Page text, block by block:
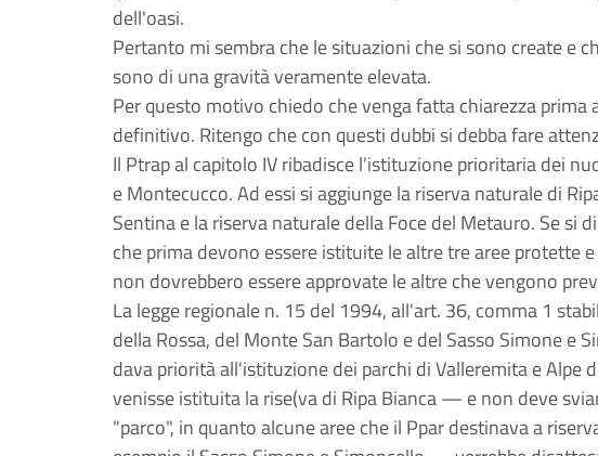
dell'oasi.
Pertanto mi sembra che le situazioni che si sono create e
sono di una gravità veramente elevata.
Per questo motivo chiedo che venga fatta chiarezza
definitivo. Ritengo che con questi dubbi si debba fare
Il Ptrap al capitolo IV ribadisce l'istituzione prioritaria dei
e Montecucco. Ad essi si aggiunge la riserva naturale di
Sentina e la riserva naturale della Foce del Metauro. Se si
che prima devono essere istituite le altre tre aree protette
non dovrebbero essere approvate le altre che vengono
La legge regionale n. 15 del 1994, all'art. 36, comma 1
della Rossa, del Monte San Bartolo e del Sasso Simone e
dava priorità all'istituzione dei parchi di Valleremita e Alpe
venisse istituita la rise(va di Ripa Bianca — e non deve
"parco", in quanto alcune aree che il Ppar destinava a